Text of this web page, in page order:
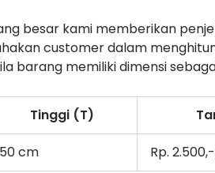
besar kami memberikan
customer dalam
barang memiliki dimensi
Tinggi (T)
50 cm Rp.